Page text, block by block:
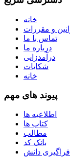
خانه
و مقررات
تماس با ما
درباره ما
درآمدزایی
شکایات
خانه
پیوند های مهم
اطلاعیه ها
کتاب ها
مطالب
بانک کد
فراگیری دانش